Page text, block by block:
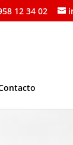
12 34 02